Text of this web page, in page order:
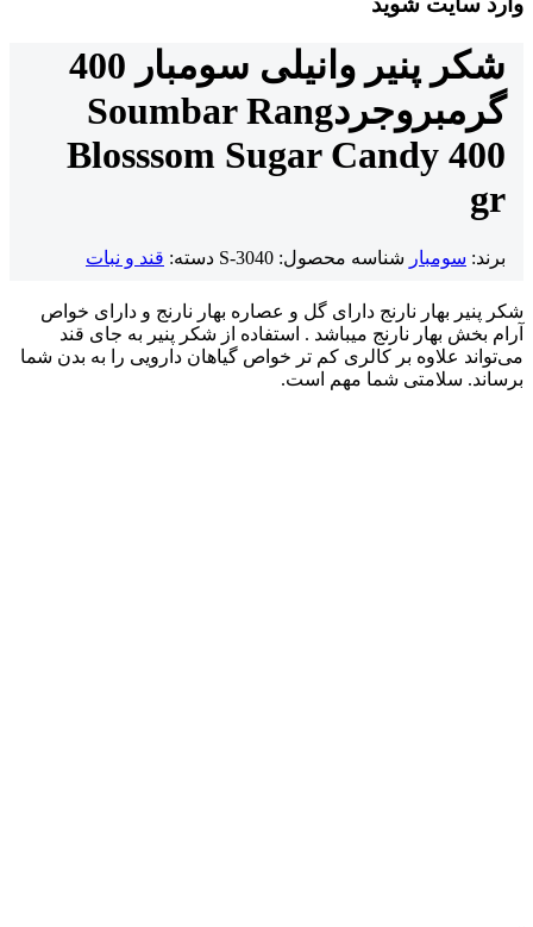
شکر پنیر وانیلی سومبار 400
گرمبروجردSoumbar Rang
Blosssom Sugar Candy 400
gr
برند: سومبار شناسه محصول: S-3040 دسته: قند و نبات
شکر پنیر بهار نارنج دارای گل و عصاره بهار نارنج و دارای خواص
آرام بخش بهار نارنج میباشد ‌. استفاده از شکر پنیر به جای قند
می‌تواند علاوه بر کالری کم تر خواص گیاهان دارویی را به بدن شما
برساند‌. سلامتی شما مهم است‌.